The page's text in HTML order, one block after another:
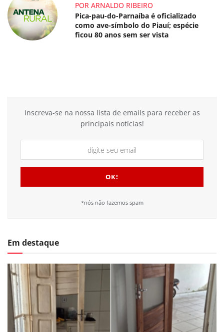
POR ARNALDO RIBEIRO
Pica-pau-do-Parnaíba é oficializado
como ave-símbolo do Piauí; espécie
ficou 80 anos sem ser vista
Inscreva-se na nossa lista de emails para receber as
principais notícias!
*nós não fazemos spam
Em destaque